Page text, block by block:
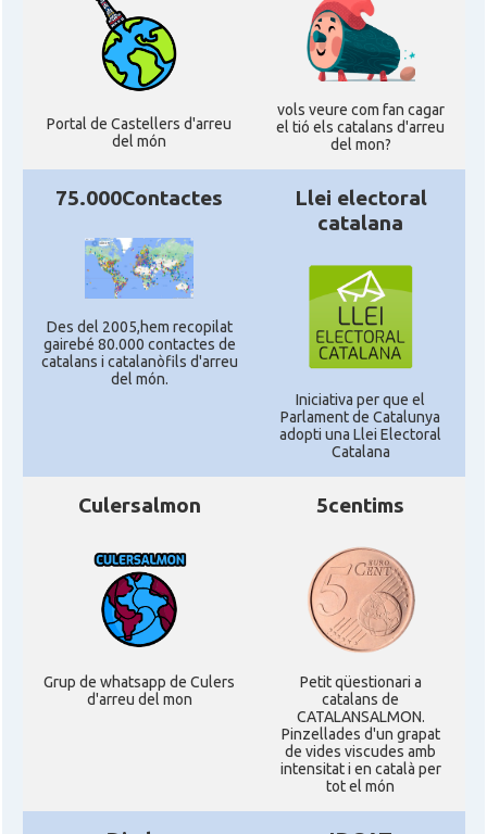
Portal de Castellers d'arreu
del món
vols veure com fan cagar
el tió els catalans d'arreu
del mon?
75.000Contactes
Des del 2005,hem recopilat
gairebé 80.000 contactes de
catalans i catalanòfils d'arreu
del món.
Llei electoral
catalana
Iniciativa per que el
Parlament de Catalunya
adopti una Llei Electoral
Catalana
Culersalmon
Grup de whatsapp de Culers
d'arreu del mon
5centims
Petit qüestionari a
catalans de
CATALANSALMON.
Pinzellades d'un grapat
de vides viscudes amb
intensitat i en català per
tot el món